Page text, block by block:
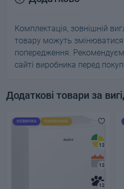
Комплектація, зовнішній
товару можуть
попередження.
сайті виробника перед
Додаткові товари за
НОВИНКА ВЖИВАНИЙ
12
12
12